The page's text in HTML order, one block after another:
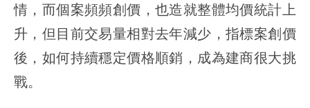
情，而個案頻頻創價，也造就整體均價統計上
升，但目前交易量相對去年減少，指標案創價
後，如何持續穩定價格順銷，成為建商很大挑
戰。